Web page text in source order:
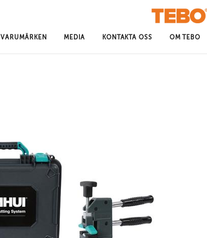
VARUMÄRKEN MEDIA KONTAKTA OSS OM TEBO